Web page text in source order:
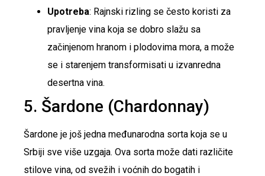
Upotreba: Rajnski rizling se često koristi za
pravljenje vina koja se dobro slažu sa
začinjenom hranom i plodovima mora, a može
se i starenjem transformisati u izvanredna
desertna vina.
5. Šardone (Chardonnay)
Šardone je još jedna međunarodna sorta koja se u
Srbiji sve više uzgaja. Ova sorta može dati različite
stilove vina, od svežih i voćnih do bogatih i